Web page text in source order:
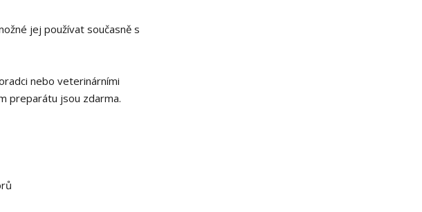
jej používat současně s
nebo veterinárními
preparátu jsou zdarma.